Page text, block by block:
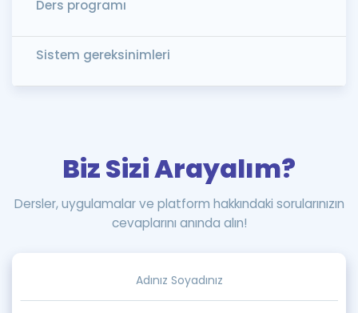
Ders programı
Sistem gereksinimleri
Biz Sizi Arayalım?
Dersler, uygulamalar ve platform hakkındaki sorularınızın
cevaplarını anında alın!